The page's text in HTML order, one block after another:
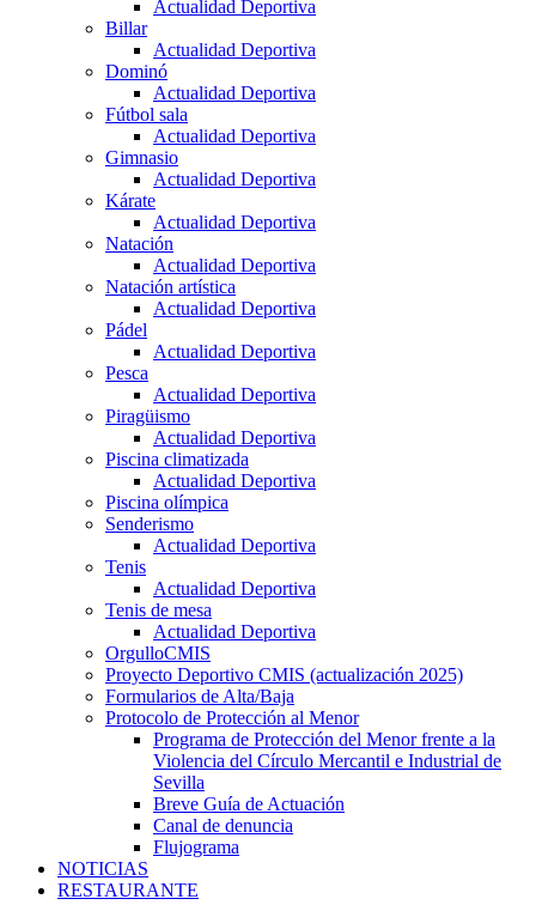
Actualidad Deportiva
Billar
Actualidad Deportiva
Dominó
Actualidad Deportiva
Fútbol sala
Actualidad Deportiva
Gimnasio
Actualidad Deportiva
Kárate
Actualidad Deportiva
Natación
Actualidad Deportiva
Natación artística
Actualidad Deportiva
Pádel
Actualidad Deportiva
Pesca
Actualidad Deportiva
Piragüismo
Actualidad Deportiva
Piscina climatizada
Actualidad Deportiva
Piscina olímpica
Senderismo
Actualidad Deportiva
Tenis
Actualidad Deportiva
Tenis de mesa
Actualidad Deportiva
OrgulloCMIS
Proyecto Deportivo CMIS (actualización 2025)
Formularios de Alta/Baja
Protocolo de Protección al Menor
Programa de Protección del Menor frente a la
Violencia del Círculo Mercantil e Industrial de
Sevilla
Breve Guía de Actuación
Canal de denuncia
Flujograma
NOTICIAS
RESTAURANTE